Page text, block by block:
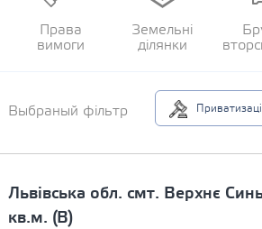
Права
вимоги
Земельні
ділянки
Выбраный фільтр
Львівська обл. смт. Верхнє
кв.м. (В)